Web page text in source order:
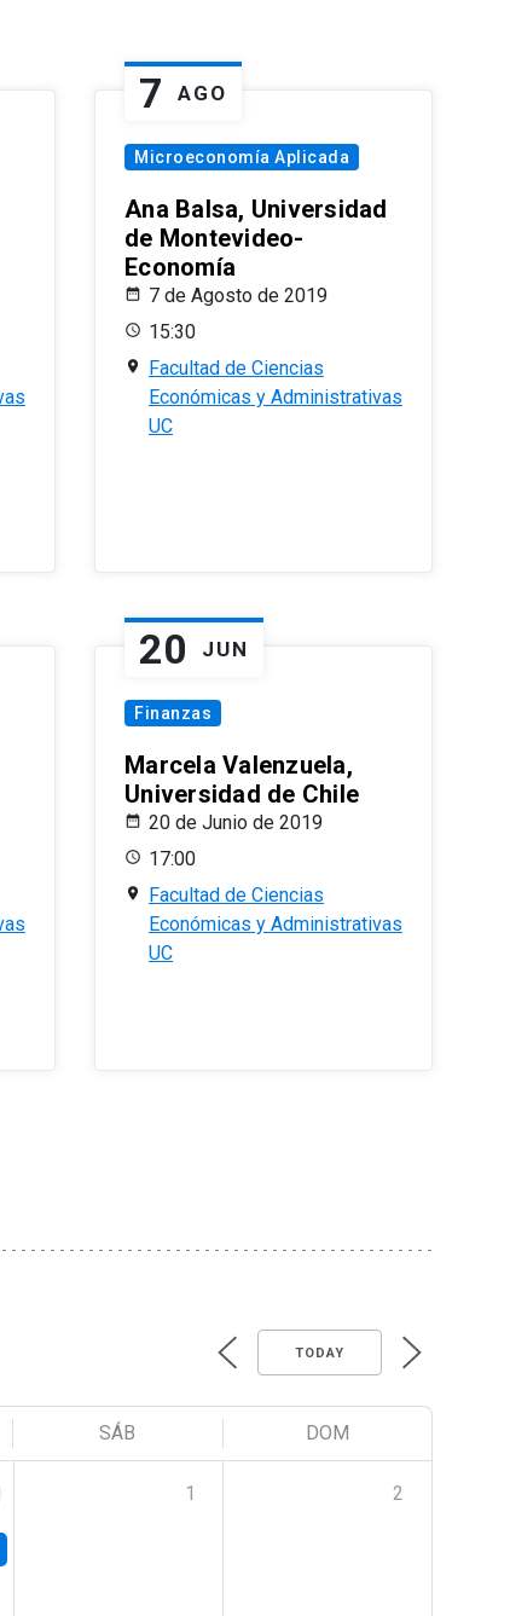
7 AGO
Microeconomía Aplicada
Ana Balsa, Universidad
de Montevideo-
Economía
7 de Agosto de 2019
15:30
Facultad de Ciencias
Económicas y Administrativas
UC
20 JUN
Finanzas
Marcela Valenzuela,
Universidad de Chile
20 de Junio de 2019
17:00
Facultad de Ciencias
Económicas y Administrativas
UC
TODAY
SÁB DOM
1 2